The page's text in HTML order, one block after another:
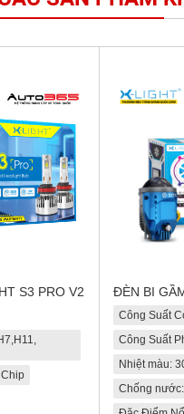
S3 PRO V2 ĐÈN BI
Công Suất
Công Suất
Nhiệt màu:
Chống